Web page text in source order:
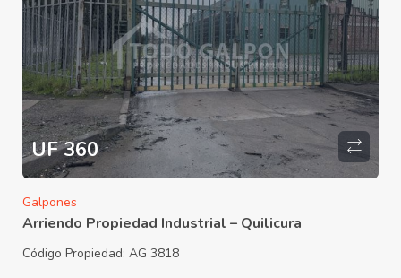
UF 360
Galpones
Arriendo Propiedad Industrial – Quilicura
Código Propiedad: AG 3818